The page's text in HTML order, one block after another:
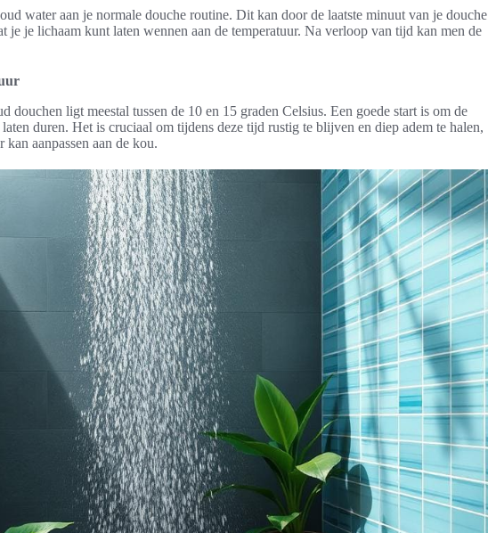
water aan je normale douche routine. Dit kan door de laatste minuut van je douche
je je lichaam kunt laten wennen aan de temperatuur. Na verloop van tijd kan men de
douchen ligt meestal tussen de 10 en 15 graden Celsius. Een goede start is om de
duren. Het is cruciaal om tijdens deze tijd rustig te blijven en diep adem te halen,
aanpassen aan de kou.